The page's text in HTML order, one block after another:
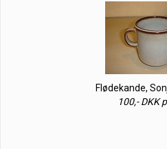
Flødekande,
100,- DKK